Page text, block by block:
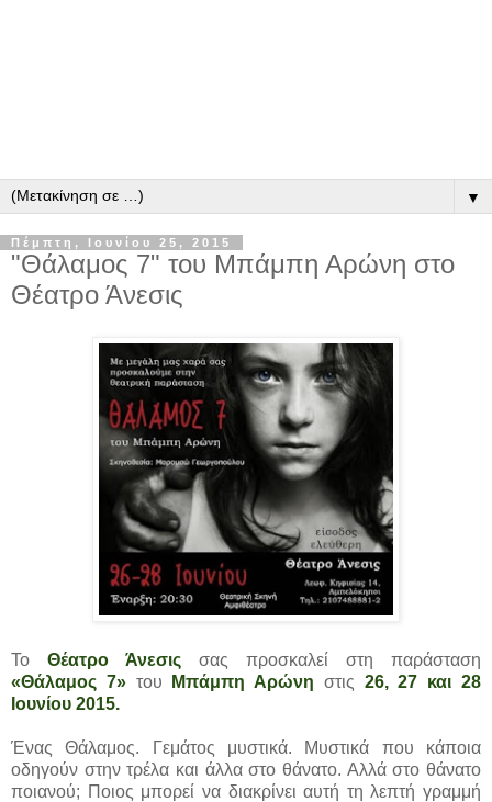
▼
Πέμπτη, Ιουνίου 25, 2015
"Θάλαμος 7" του Μπάμπη Αρώνη στο
Θέατρο Άνεσις
Το Θέατρο Άνεσις σας προσκαλεί στη παράσταση
«Θάλαμος 7»του Μπάμπη Αρώνη στις 26, 27 και 28
Ιουνίου 2015.
Ένας Θάλαμος. Γεμάτος μυστικά. Μυστικά που κάποια
οδηγούν στην τρέλα και άλλα στο θάνατο. Αλλά στο θάνατο
ποιανού; Ποιος μπορεί να διακρίνει αυτή τη λεπτή γραμμή